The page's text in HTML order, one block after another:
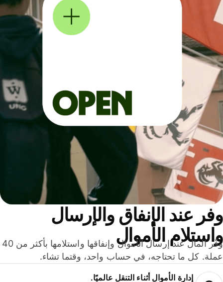
عند الإنفاق والإرسال
الأموال
وفّر المال عند إرسال الأموال وإنفاقها واستلامها بأكثر من 40
كل ما تحتاجه، في حساب واحد، وقتما تشاء.
إدارة الأموال أثناء التنقل عالميًا.